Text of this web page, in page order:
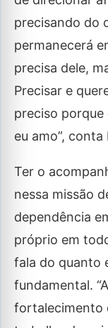
precisando do
permanecerá
precisa dele,
Precisar e
preciso porque
eu amo”, conta
Ter o
nessa missão
dependência
próprio em
fala do quanto
fundamental.
fortalecimento